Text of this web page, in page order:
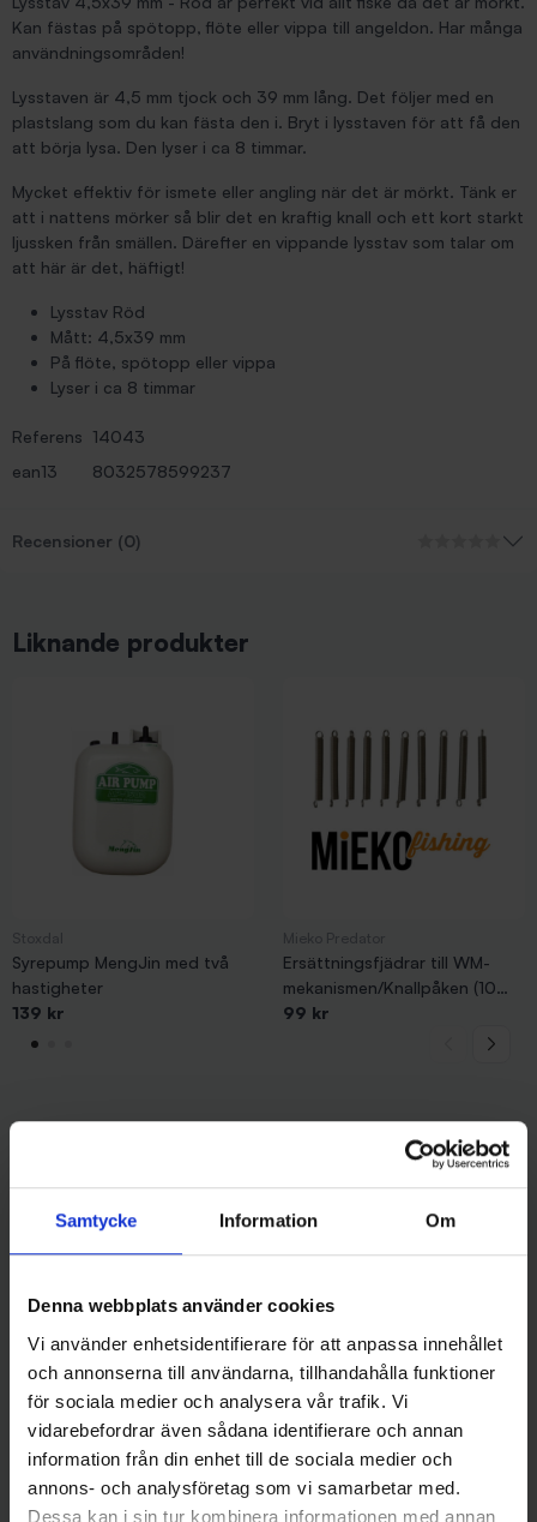
Samtycke Information Om
Denna webbplats använder cookies
Vi använder enhetsidentifierare för att anpassa innehållet
och annonserna till användarna, tillhandahålla funktioner
för sociala medier och analysera vår trafik. Vi
vidarebefordrar även sådana identifierare och annan
information från din enhet till de sociala medier och
annons- och analysföretag som vi samarbetar med.
Dessa kan i sin tur kombinera informationen med annan
Kan fästas på spötopp, flöte eller vippa till angeldon. Har många
användningsområden!
Lysstaven är 4,5 mm tjock och 39 mm lång. Det följer med en
plastslang som du kan fästa den i. Bryt i lysstaven för att få den
att börja lysa. Den lyser i ca 8 timmar.
Mycket effektiv för ismete eller angling när det är mörkt. Tänk er
att i nattens mörker så blir det en kraftig knall och ett kort starkt
ljussken från smällen. Därefter en vippande lysstav som talar om
att här är det, häftigt!
Lysstav Röd
Mått: 4,5x39 mm
På flöte, spötopp eller vippa
Lyser i ca 8 timmar
Referens 14043
ean13
8032578599237
Recensioner (0)
Liknande produkter
Syrepump MengJin med två
hastigheter
139 kr
Ersättningsfjädrar till WM-
mekanismen/Knallpåken (10
pack)
99 kr
Lysstav 4,5x39 mm - Grön
8 kr
Ollonskott till WM-mekanismen
215 kr